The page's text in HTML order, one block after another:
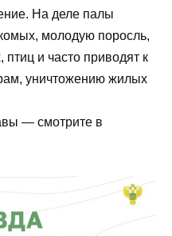
На деле палы
молодую поросль,
и часто приводят к
уничтожению жилых
— смотрите в